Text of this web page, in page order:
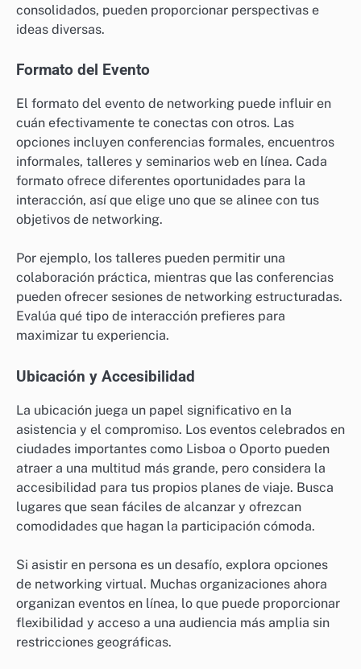
ubicación. Estos elementos pueden impactar
networking y el potencial de conexiones significativas.
Público Objetivo
Identificar el público objetivo es crucial para un
networking exitoso. Busca eventos que atraigan a
profesionales en tu industria o campos relacionados.
Esta alineación aumenta la probabilidad de
conversaciones valiosas y conexiones que pueden
llevar a colaboraciones o oportunidades laborales.
Considera también el nivel de experiencia de los
asistentes. Los eventos que atienden a una mezcla de
profesionales, desde recién llegados hasta expertos
consolidados, pueden proporcionar perspectivas e
Formato del Evento
El formato del evento de networking puede influir en
cuán efectivamente te conectas con otros. Las
opciones incluyen conferencias formales, encuentros
informales, talleres y seminarios web en línea. Cada
formato ofrece diferentes oportunidades para la
interacción, así que elige uno que se alinee con tus
objetivos de networking.
Por ejemplo, los talleres pueden permitir una
colaboración práctica, mientras que las conferencias
pueden ofrecer sesiones de networking estructuradas.
Evalúa qué tipo de interacción prefieres para
maximizar tu experiencia.